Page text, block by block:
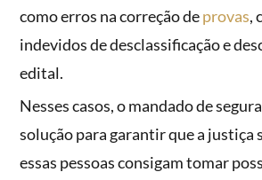
como erros na correção deprovas,
indevidos de desclassificação e
edital.
Nesses casos, o mandado de
solução para garantir que a justiça
essas pessoas consigam tomar